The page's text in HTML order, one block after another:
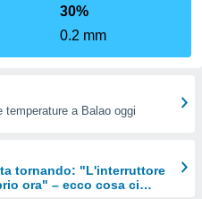
30%
0.2 mm
temperature a Balao oggi
tornando: "L'interruttore
ora" – ecco cosa ci